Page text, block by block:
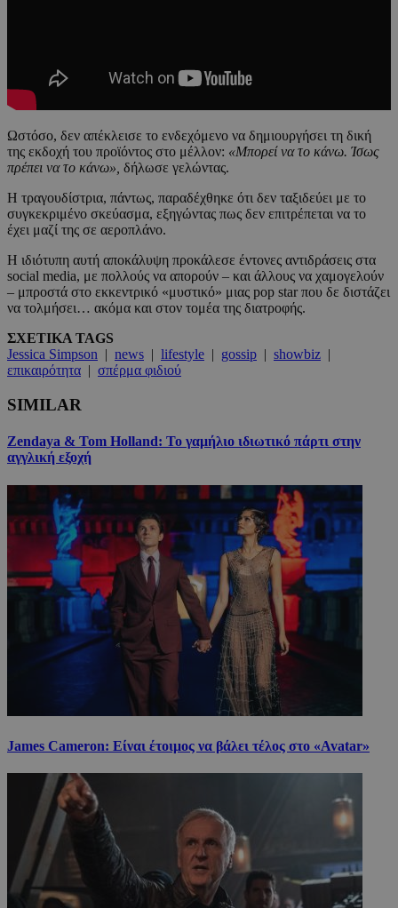
Ωστόσο, δεν απέκλεισε το ενδεχόμενο να δημιουργήσει τη δική
της εκδοχή του προϊόντος στο μέλλον: «Μπορεί να το κάνω. Ίσως
πρέπει να το κάνω», δήλωσε γελώντας.
Η τραγουδίστρια, πάντως, παραδέχθηκε ότι δεν ταξιδεύει με το
συγκεκριμένο σκεύασμα, εξηγώντας πως δεν επιτρέπεται να το
έχει μαζί της σε αεροπλάνο.
Η ιδιότυπη αυτή αποκάλυψη προκάλεσε έντονες αντιδράσεις στα
social media, με πολλούς να απορούν – και άλλους να χαμογελούν
– μπροστά στο εκκεντρικό «μυστικό» μιας pop star που δε διστάζει
να τολμήσει… ακόμα και στον τομέα της διατροφής.
ΣΧΕΤΙΚΑ TAGS
Jessica Simpson | news | lifestyle | gossip | showbiz |
επικαιρότητα | σπέρμα φιδιού
SIMILAR
Zendaya & Tom Holland: Το γαμήλιο ιδιωτικό πάρτι στην
αγγλική εξοχή
James Cameron: Είναι έτοιμος να βάλει τέλος στο «Avatar»